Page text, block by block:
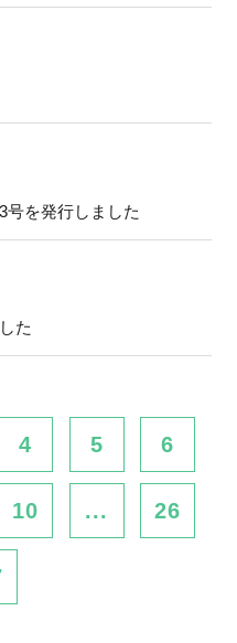
号を発行しました
た
4 5 6
10 ... 26